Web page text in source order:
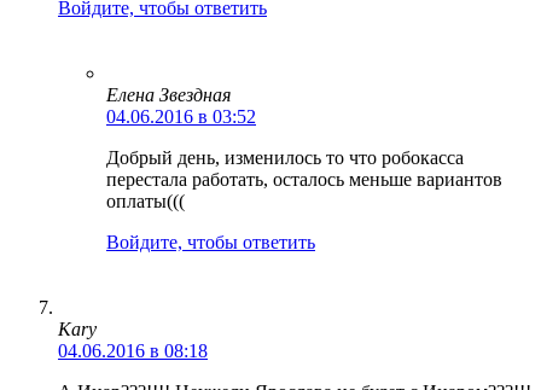
Войдите, чтобы ответить
Елена Звездная
04.06.2016 в 03:52
Добрый день, изменилось то что робокасса
перестала работать, осталось меньше вариантов
оплаты(((
Войдите, чтобы ответить
Kary
04.06.2016 в 08:18